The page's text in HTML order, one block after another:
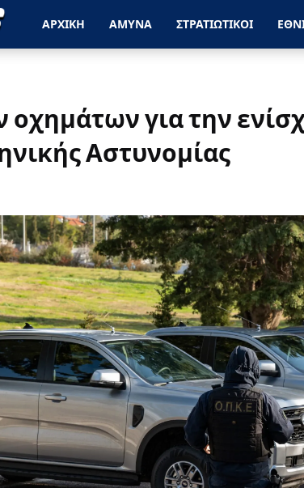
ΑΡΧΙΚΗ ΑΜΥΝΑ ΣΤΡΑΤΙΩΤΙΚΟΙ
για την
Αστυνομίας